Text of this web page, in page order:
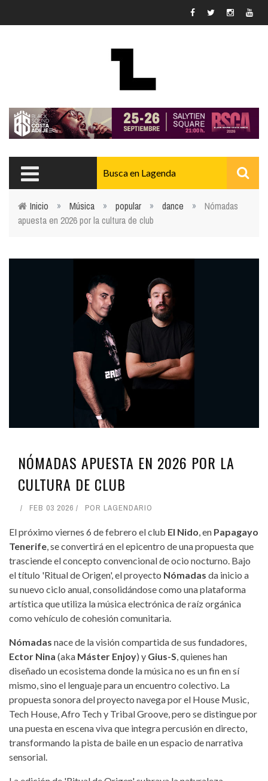
Usted está aquí
Inicio » Música » popular » dance »
Nómadas
apuesta en 2026 por la cultura de club
NÓMADAS APUESTA EN 2026 POR LA
CULTURA DE CLUB
FEB 03 2026 POR LAGENDARIO
El próximo viernes 6 de febrero el club El Nido, en Papagayo
Tenerife, se convertirá en el epicentro de una propuesta que
trasciende el concepto convencional de ocio nocturno. Bajo
el título 'Ritual de Origen', el proyecto Nómadas da inicio a
su nuevo ciclo anual, consolidándose como una plataforma
artística que utiliza la música electrónica de raíz orgánica
como vehículo de cohesión comunitaria.
Nómadas nace de la visión compartida de sus fundadores,
Ector Nina (aka Máster Enjoy) y Gius-S, quienes han
diseñado un ecosistema donde la música no es un fin en sí
mismo, sino el lenguaje para un encuentro colectivo. La
propuesta sonora del proyecto navega por el House Music,
Tech House, Afro Tech y Tribal Groove, pero se distingue por
una puesta en escena viva que integra percusión en directo,
transformando la pista de baile en un espacio de narrativa
sensorial.